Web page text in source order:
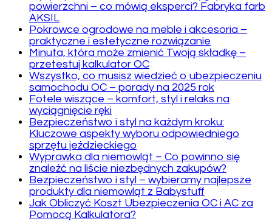
powierzchni – co mówią eksperci? Fabryka farb
AKSIL
Pokrowce ogrodowe na meble i akcesoria –
praktyczne i estetyczne rozwiązanie
Minuta, która może zmienić Twoją składkę –
przetestuj kalkulator OC
Wszystko, co musisz wiedzieć o ubezpieczeniu
samochodu OC – porady na 2025 rok
Fotele wiszące – komfort, styl i relaks na
wyciągnięcie ręki
Bezpieczeństwo i styl na każdym kroku:
Kluczowe aspekty wyboru odpowiedniego
sprzętu jeździeckiego
Wyprawka dla niemowląt – Co powinno się
znaleźć na liście niezbędnych zakupów?
Bezpieczeństwo i styl – wybieramy najlepsze
produkty dla niemowląt z Babystuff
Jak Obliczyć Koszt Ubezpieczenia OC i AC za
Pomocą Kalkulatora?